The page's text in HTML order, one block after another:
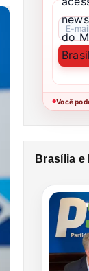
●Você
Brasília e